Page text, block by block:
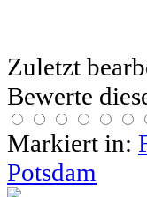
Zuletzt
Bewerte
Markiert in:
Potsdam